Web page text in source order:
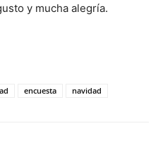
y mucha alegría.
encuesta navidad